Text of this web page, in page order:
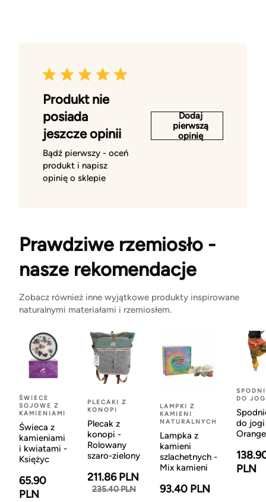
Produkt nie
posiada
jeszcze opinii
Bądź pierwszy - oceń
produkt i napisz
opinię o sklepie
Dodaj
pierwszą
opinię
Prawdziwe rzemiosło -
nasze rekomendacje
Zobacz również inne wyjątkowe produkty inspirowane
naturalnymi materiałami i rzemiosłem.
ŚWIECE
SOJOWE Z
KAMIENIAMI
Świeca z
kamieniami
i kwiatami -
Księżyc
65.90
PLN
PLECAKI Z
KONOPI
Plecak z
konopi -
Rolowany
szaro-zielony
211.86 PLN
235.40 PLN
LAMPKI Z
KAMIENI
NATURALNYCH
Lampka z
kamieni
szlachetnych -
Mix kamieni
93.40 PLN
DO
do
Orange
PLN